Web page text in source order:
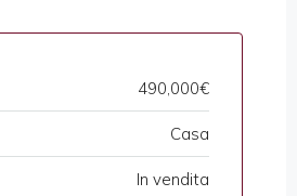
490,000€
Casa
In vendita